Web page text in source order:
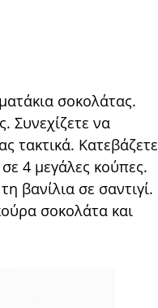
σοκολάτας.
Συνεχίζετε να
τακτικά. Κατεβάζετε
4 μεγάλες κούπες.
βανίλια σε σαντιγί.
σοκολάτα και